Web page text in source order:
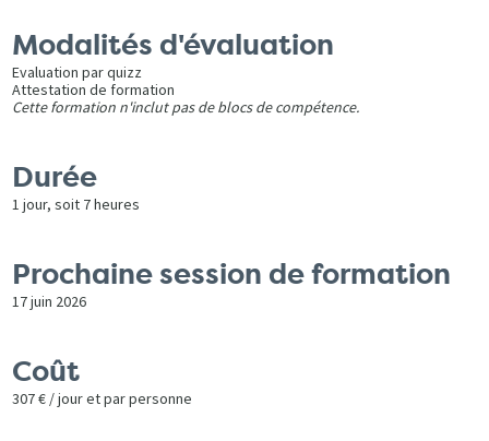
Modalités d'évaluation
Evaluation par quizz
Attestation de formation
Cette formation n'inclut pas de blocs de compétence.
Durée
1 jour, soit 7 heures
Prochaine session de formation
17 juin 2026
Coût
307 € / jour et par personne